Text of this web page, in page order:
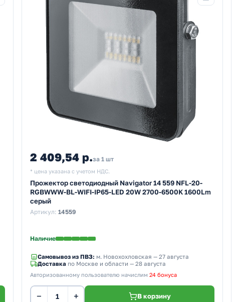
2 409,54 р.за 1 шт
* цена указана с учетом НДС.
Прожектор светодиодный Navigator 14 559 NFL-20-
RGBWWW-BL-WIFI-IP65-LED 20W 2700-6500K 1600Lm
серый
Артикул: 14559
Наличие
Самовывоз из ПВЗ: м. Новохохловская — 27 августа
Доставка по Москве и области — 28 августа
Авторизованному пользователю начислим 24 бонуса
− + В корзину